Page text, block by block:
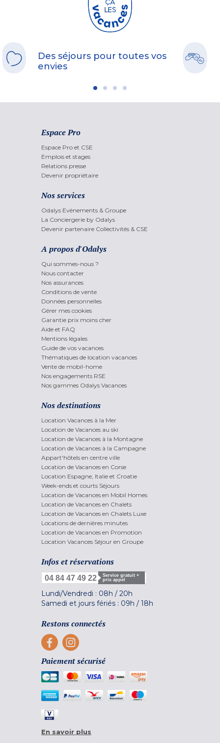
Des séjours pour toutes vos
envies
Espace Pro
Espace Pro et CSE
Emplois et stages
Relations presse
Devenir propriétaire
Nos services
Odalys Evènements & Groupe
La Conciergerie by Odalys
Devenir partenaire Collectivités & CSE
A propos d'Odalys
Qui sommes-nous ?
Nous contacter
Nos assurances
Conditions de vente
Données personnelles
Gérer mes cookies
Garantie prix moins cher
Aide et FAQ
Mentions légales
Guide de vos vacances
Thématiques de location vacances
Vente de mobil-home
Nos engagements RSE
Nos gammes Odalys Vacances
Nos destinations
Location Vacances à la Mer
Location de Vacances au ski
Location de Vacances à la Montagne
Location de Vacances à la Campagne
Appart'hôtels en centre ville
Location de Vacances en Corse
Location Espagne, Italie et Croatie
Week-ends et courts Séjours
Location de Vacances en Mobil Homes
Location de Vacances en Chalets
Location de Vacances en Chalets Luxe
Locations de dernières minutes
Location de Vacances en Promotion
Location Vacances Séjour en Groupe
Infos et réservations
04 84 47 49 22
Service gratuit +
prix appel
Lundi/Vendredi : 08h / 20h
Samedi et jours fériés : 09h / 18h
Restons connectés
Paiement sécurisé
En savoir plus